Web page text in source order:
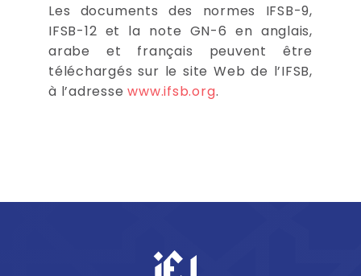
Les documents des normes IFSB-9,
IFSB-12 et la note GN-6 en anglais,
arabe et français peuvent être
téléchargés sur le site Web de l’IFSB,
à l’adressewww.ifsb.org.